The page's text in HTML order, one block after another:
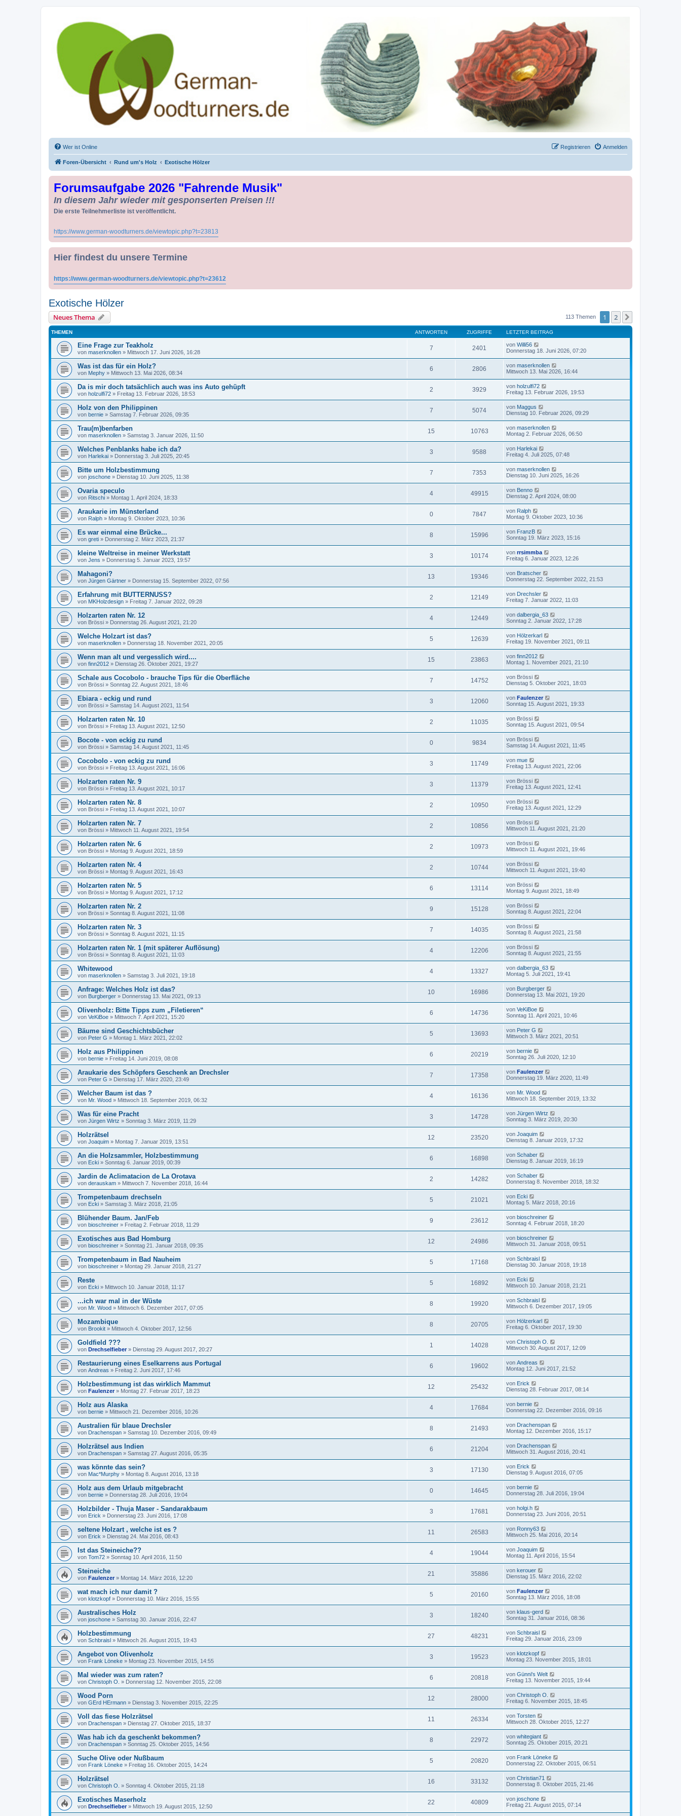
Drechseln und Kunsthandwerk - German-Woodturners *Forum Sauerland*
Der Treffpunkt für Drechsler und Freunde des Kunsthandwerks
Wer ist Online Anmelden
Registrieren
Foren-Übersicht Rund um's Holz Exotische Hölzer
Forumsaufgabe 2026 "Fahrende Musik"
In diesem Jahr wieder mit gesponserten Preisen !!!
Die erste Teilnehmerliste ist veröffentlicht.
https://www.german-woodturners.de/viewtopic.php?t=23813
Hier findest du unsere Termine
https://www.german-woodturners.de/viewtopic.php?t=23612
Exotische Hölzer
Neues Thema 113 Themen 1 2
THEMEN ANTWORTEN ZUGRIFFE LETZTER BEITRAG
Eine Frage zur Teakholz
von maserknollen » Mittwoch 17. Juni 2026, 16:28
7 2401 von Willi56
Donnerstag 18. Juni 2026, 07:20
Was ist das für ein Holz?
von Mephy » Mittwoch 13. Mai 2026, 08:34
6 2806 von maserknollen
Mittwoch 13. Mai 2026, 16:44
Da is mir doch tatsächlich auch was ins Auto gehüpft
von holzulfi72 » Freitag 13. Februar 2026, 18:53
2 3929 von holzulfi72
Freitag 13. Februar 2026, 19:53
Holz von den Philippinen
von bernie » Samstag 7. Februar 2026, 09:35
7 5074 von Maggus
Dienstag 10. Februar 2026, 09:29
Trau(m)benfarben
von maserknollen » Samstag 3. Januar 2026, 11:50
15 10763 von maserknollen
Montag 2. Februar 2026, 06:50
Welches Penblanks habe ich da?
von Harlekai » Donnerstag 3. Juli 2025, 20:45
3 9588 von Harlekai
Freitag 4. Juli 2025, 07:48
Bitte um Holzbestimmung
von joschone » Dienstag 10. Juni 2025, 11:38
7 7353 von maserknollen
Dienstag 10. Juni 2025, 16:26
Ovaria speculo
von Ritschi » Montag 1. April 2024, 18:33
4 49915 von Benno
Dienstag 2. April 2024, 08:00
Araukarie im Münsterland
von Ralph » Montag 9. Oktober 2023, 10:36
0 7847 von Ralph
Montag 9. Oktober 2023, 10:36
Es war einmal eine Brücke...
von greti » Donnerstag 2. März 2023, 21:37
8 15996 von FranzB
Sonntag 19. März 2023, 15:16
kleine Weltreise in meiner Werkstatt
von Jens » Donnerstag 5. Januar 2023, 19:57
3 10174 von rrsimmba
Freitag 6. Januar 2023, 12:26
Mahagoni?
von Jürgen Gärtner » Donnerstag 15. September 2022, 07:56
13 19346 von Bratscher
Donnerstag 22. September 2022, 21:53
Erfahrung mit BUTTERNUSS?
von MKHolzdesign » Freitag 7. Januar 2022, 09:28
2 12149 von Drechsler
Freitag 7. Januar 2022, 11:03
Holzarten raten Nr. 12
von Brössi » Donnerstag 26. August 2021, 21:20
4 12449 von dalbergia_63
Sonntag 2. Januar 2022, 17:28
Welche Holzart ist das?
von maserknollen » Donnerstag 18. November 2021, 20:05
5 12639 von Hölzerkarl
Freitag 19. November 2021, 09:11
Wenn man alt und vergesslich wird....
von finn2012 » Dienstag 26. Oktober 2021, 19:27
15 23863 von finn2012
Montag 1. November 2021, 21:10
Schale aus Cocobolo - brauche Tips für die Oberfläche
von Brössi » Sonntag 22. August 2021, 18:46
7 14752 von Brössi
Dienstag 5. Oktober 2021, 18:03
Ebiara - eckig und rund
von Brössi » Samstag 14. August 2021, 11:54
3 12060 von Faulenzer
Sonntag 15. August 2021, 19:33
Holzarten raten Nr. 10
von Brössi » Freitag 13. August 2021, 12:50
2 11035 von Brössi
Sonntag 15. August 2021, 09:54
Bocote - von eckig zu rund
von Brössi » Samstag 14. August 2021, 11:45
0 9834 von Brössi
Samstag 14. August 2021, 11:45
Cocobolo - von eckig zu rund
von Brössi » Freitag 13. August 2021, 16:06
3 11749 von mue
Freitag 13. August 2021, 22:06
Holzarten raten Nr. 9
von Brössi » Freitag 13. August 2021, 10:17
3 11379 von Brössi
Freitag 13. August 2021, 12:41
Holzarten raten Nr. 8
von Brössi » Freitag 13. August 2021, 10:07
2 10950 von Brössi
Freitag 13. August 2021, 12:29
Holzarten raten Nr. 7
von Brössi » Mittwoch 11. August 2021, 19:54
2 10856 von Brössi
Mittwoch 11. August 2021, 21:20
Holzarten raten Nr. 6
von Brössi » Montag 9. August 2021, 18:59
2 10973 von Brössi
Mittwoch 11. August 2021, 19:46
Holzarten raten Nr. 4
von Brössi » Montag 9. August 2021, 16:43
2 10744 von Brössi
Mittwoch 11. August 2021, 19:40
Holzarten raten Nr. 5
von Brössi » Montag 9. August 2021, 17:12
6 13114 von Brössi
Montag 9. August 2021, 18:49
Holzarten raten Nr. 2
von Brössi » Sonntag 8. August 2021, 11:08
9 15128 von Brössi
Sonntag 8. August 2021, 22:04
Holzarten raten Nr. 3
von Brössi » Sonntag 8. August 2021, 11:15
7 14035 von Brössi
Sonntag 8. August 2021, 21:58
Holzarten raten Nr. 1 (mit späterer Auflösung)
von Brössi » Sonntag 8. August 2021, 11:03
4 12206 von Brössi
Sonntag 8. August 2021, 21:55
Whitewood
von maserknollen » Samstag 3. Juli 2021, 19:18
4 13327 von dalbergia_63
Montag 5. Juli 2021, 19:41
Anfrage: Welches Holz ist das?
von Burgberger » Donnerstag 13. Mai 2021, 09:13
10 16986 von Burgberger
Donnerstag 13. Mai 2021, 19:20
Olivenholz: Bitte Tipps zum „Filetieren“
von VeKiBoe » Mittwoch 7. April 2021, 15:20
6 14736 von VeKiBoe
Sonntag 11. April 2021, 10:46
Bäume sind Geschichtsbücher
von Peter G » Montag 1. März 2021, 22:02
5 13693 von Peter G
Mittwoch 3. März 2021, 20:51
Holz aus Philippinen
von bernie » Freitag 14. Juni 2019, 08:08
6 20219 von bernie
Sonntag 26. Juli 2020, 12:10
Araukarie des Schöpfers Geschenk an Drechsler
von Peter G » Dienstag 17. März 2020, 23:49
7 17358 von Faulenzer
Donnerstag 19. März 2020, 11:49
Welcher Baum ist das ?
von Mr. Wood » Mittwoch 18. September 2019, 06:32
4 16136 von Mr. Wood
Mittwoch 18. September 2019, 13:32
Was für eine Pracht
von Jürgen Wirtz » Sonntag 3. März 2019, 11:29
3 14728 von Jürgen Wirtz
Sonntag 3. März 2019, 20:30
Holzrätsel
von Joaquim » Montag 7. Januar 2019, 13:51
12 23520 von Joaquim
Dienstag 8. Januar 2019, 17:32
An die Holzsammler, Holzbestimmung
von Ecki » Sonntag 6. Januar 2019, 00:39
6 16898 von Schaber
Dienstag 8. Januar 2019, 16:19
Jardin de Aclimatacion de La Orotava
von derauskam » Mittwoch 7. November 2018, 16:44
2 14282 von Schaber
Donnerstag 8. November 2018, 18:32
Trompetenbaum drechseln
von Ecki » Samstag 3. März 2018, 21:05
5 21021 von Ecki
Montag 5. März 2018, 20:16
Blühender Baum. Jan/Feb
von bioschreiner » Freitag 2. Februar 2018, 11:29
9 23612 von bioschreiner
Sonntag 4. Februar 2018, 18:20
Exotisches aus Bad Homburg
von bioschreiner » Sonntag 21. Januar 2018, 09:35
12 24986 von bioschreiner
Mittwoch 31. Januar 2018, 09:51
Trompetenbaum in Bad Nauheim
von bioschreiner » Montag 29. Januar 2018, 21:27
5 17168 von Schbraisl
Dienstag 30. Januar 2018, 19:18
Reste
von Ecki » Mittwoch 10. Januar 2018, 11:17
5 16892 von Ecki
Mittwoch 10. Januar 2018, 21:21
...ich war mal in der Wüste
von Mr. Wood » Mittwoch 6. Dezember 2017, 07:05
8 19920 von Schbraisl
Mittwoch 6. Dezember 2017, 19:05
Mozambique
von Brookit » Mittwoch 4. Oktober 2017, 12:56
8 20705 von Hölzerkarl
Freitag 6. Oktober 2017, 19:30
Goldfield ???
von Drechselfieber» Dienstag 29. August 2017, 20:27
1 14028 von Christoph O.
Mittwoch 30. August 2017, 12:09
Restaurierung eines Eselkarrens aus Portugal
von Andreas » Freitag 2. Juni 2017, 17:46
6 19602 von Andreas
Montag 12. Juni 2017, 21:52
Holzbestimmung ist das wirklich Mammut
von Faulenzer» Montag 27. Februar 2017, 18:23
12 25432 von Erick
Dienstag 28. Februar 2017, 08:14
Holz aus Alaska
von bernie » Mittwoch 21. Dezember 2016, 10:26
4 17684 von bernie
Donnerstag 22. Dezember 2016, 09:16
Australien für blaue Drechsler
von Drachenspan » Samstag 10. Dezember 2016, 09:49
8 21493 von Drachenspan
Montag 12. Dezember 2016, 15:17
Holzrätsel aus Indien
von Drachenspan » Samstag 27. August 2016, 05:35
6 21204 von Drachenspan
Mittwoch 31. August 2016, 20:41
was könnte das sein?
von Mac*Murphy » Montag 8. August 2016, 13:18
3 17130 von Erick
Dienstag 9. August 2016, 07:05
Holz aus dem Urlaub mitgebracht
von bernie » Donnerstag 28. Juli 2016, 19:04
0 14645 von bernie
Donnerstag 28. Juli 2016, 19:04
Holzbilder - Thuja Maser - Sandarakbaum
von Erick » Donnerstag 23. Juni 2016, 17:08
3 17681 von holgi.h
Donnerstag 23. Juni 2016, 20:51
seltene Holzart , welche ist es ?
von Erick » Dienstag 24. Mai 2016, 08:43
11 26583 von Ronny63
Mittwoch 25. Mai 2016, 20:14
Ist das Steineiche??
von Tom72 » Sonntag 10. April 2016, 11:50
4 19044 von Joaquim
Montag 11. April 2016, 15:54
Steineiche
von Faulenzer » Montag 14. März 2016, 12:20
21 35886 von kerouer
Dienstag 15. März 2016, 22:02
wat mach ich nur damit ?
von klotzkopf » Donnerstag 10. März 2016, 15:55
5 20160 von Faulenzer
Sonntag 13. März 2016, 18:08
Australisches Holz
von joschone » Samstag 30. Januar 2016, 22:47
3 18240 von klaus-gerd
Sonntag 31. Januar 2016, 08:36
Holzbestimmung
von Schbraisl » Mittwoch 26. August 2015, 19:43
27 48231 von Schbraisl
Freitag 29. Januar 2016, 23:09
Angebot von Olivenholz
von Frank Löneke » Montag 23. November 2015, 14:55
3 19523 von klotzkopf
Montag 23. November 2015, 18:01
Mal wieder was zum raten?
von Christoph O. » Donnerstag 12. November 2015, 22:08
6 20818 von Günni's Welt
Freitag 13. November 2015, 19:44
Wood Porn
von GErd HErmann » Dienstag 3. November 2015, 22:25
12 28000 von Christoph O.
Freitag 6. November 2015, 18:45
Voll das fiese Holzrätsel
von Drachenspan » Dienstag 27. Oktober 2015, 18:37
11 26334 von Torsten
Mittwoch 28. Oktober 2015, 12:27
Was hab ich da geschenkt bekommen?
von Drachenspan » Sonntag 25. Oktober 2015, 14:56
8 22972 von whitegiant
Sonntag 25. Oktober 2015, 20:21
Suche Olive oder Nußbaum
von Frank Löneke » Freitag 16. Oktober 2015, 14:24
5 20820 von Frank Löneke
Donnerstag 22. Oktober 2015, 06:51
Holzrätsel
von Christoph O. » Sonntag 4. Oktober 2015, 21:18
16 33132 von Christian71
Donnerstag 8. Oktober 2015, 21:46
Exotisches Maserholz
von Drechselfieber» Mittwoch 19. August 2015, 12:50
22 40809 von joschone
Freitag 21. August 2015, 07:14